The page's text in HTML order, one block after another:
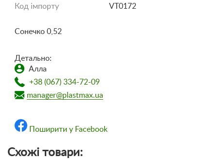
Код імпорту
VT0172
Сонечко 0,52
Детально:
Алла
+38 (067) 334-72-09
manager@plastmax.ua
Поширити у Facebook
Схожі товари: